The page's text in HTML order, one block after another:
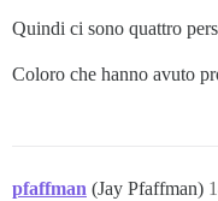
Quindi ci sono quattro
Coloro che hanno avuto
pfaffman (Jay Pfaffman)